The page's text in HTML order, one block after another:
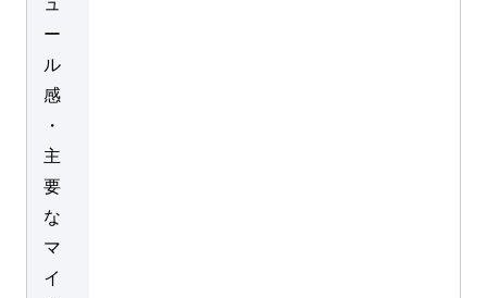
ュ
ー
ル
感
・
主
要
な
マ
イ